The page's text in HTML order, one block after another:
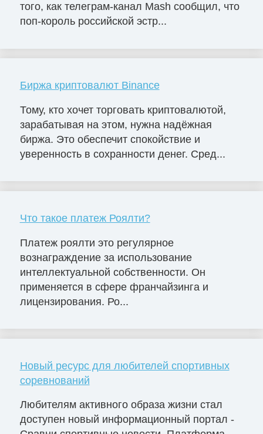
того, как телеграм-канал Mash сообщил, что
поп-король российской эстр...
Биржа криптовалют Binance
Тому, кто хочет торговать криптовалютой,
зарабатывая на этом, нужна надёжная
биржа. Это обеспечит спокойствие и
уверенность в сохранности денег. Сред...
Что такое платеж Роялти?
Платеж роялти это регулярное
вознаграждение за использование
интеллектуальной собственности. Он
применяется в сфере франчайзинга и
лицензирования. Ро...
Новый ресурс для любителей спортивных
соревнований
Любителям активного образа жизни стал
доступен новый информационный портал -